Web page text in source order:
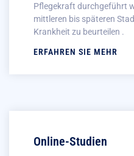
Pflegekraft durchgeführt
mittleren bis späteren
Krankheit zu beurteilen .
ERFAHREN SIE MEHR
Online-Studien